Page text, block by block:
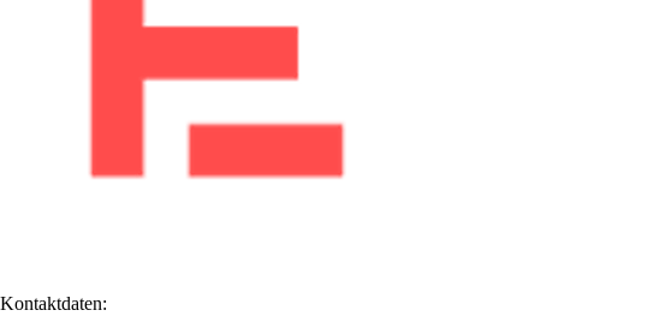
Kontaktdaten: